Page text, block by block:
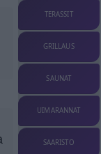
TERASSIT
GRILLAUS
SAUNAT
UIMARANNAT
SAARISTO